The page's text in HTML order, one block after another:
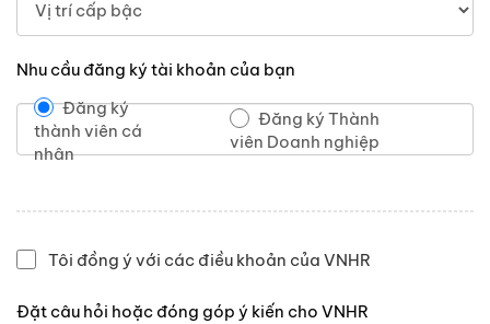
Nhu cầu đăng ký tài khoản của bạn
Đăng ký
thành viên cá
nhân
Đăng ký Thành
viên Doanh nghiệp
Tôi đồng ý với các điều khoản của VNHR
Đặt câu hỏi hoặc đóng góp ý kiến cho VNHR